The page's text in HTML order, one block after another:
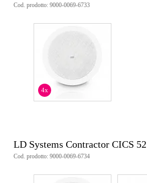
sensibilità: 88 dB
Cod. prodotto: 9000-0069-6733
4x
LD Systems Contractor CICS
Cod. prodotto: 9000-0069-6734